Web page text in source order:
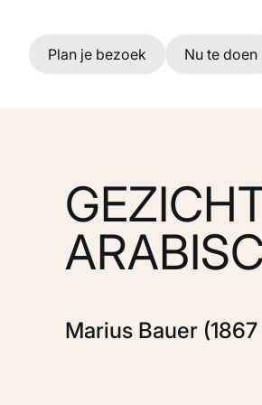
Ga naar hoofdinhoud
Plan je bezoek Nu te doen
Marius Bauer